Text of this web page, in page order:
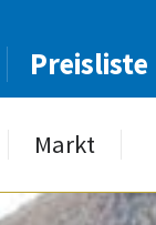
Preisliste
Markt